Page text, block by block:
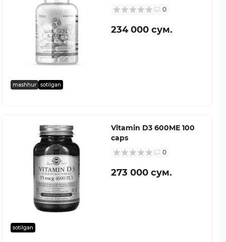
mashhur sotilgan
0
234 000 сум.
sotilgan
Vitamin D3 600ME 100
caps
0
273 000 сум.